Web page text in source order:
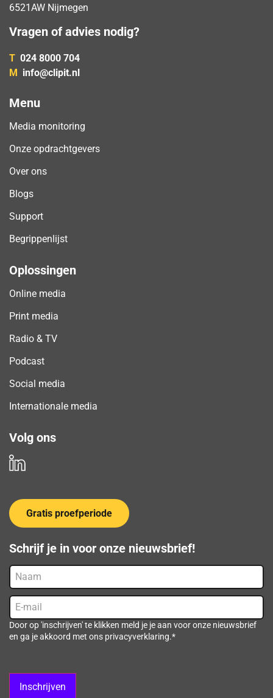
6521AW Nijmegen
Vragen of advies nodig?
T 024 8000 704
M
info@clipit.nl
Menu
Media monitoring
Onze opdrachtgevers
Over ons
Blogs
Support
Begrippenlijst
Oplossingen
Online media
Print media
Radio & TV
Podcast
Social media
Internationale media
Volg ons
Gratis proefperiode
Schrijf je in voor onze nieuwsbrief!
Naam
E-
mail(Vereist)
Door op 'inschrijven' te klikken meld je je aan voor onze nieuwsbrief
en ga je akkoord met ons privacyverklaring.*
Inschrijven